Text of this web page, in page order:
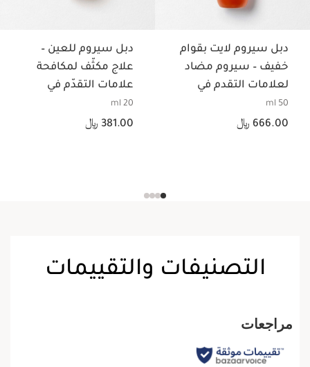
دبل سيروم لايت بقوام
خفيف – سيروم مضاد
لعلامات التقدم في
السن
50 ml
السعر الحالي هو 666.00 ﷼
666.00 ﷼
دبل سيروم للعين –
علاج مكثّف لمكافحة
علامات التقدّم في
السن لمنطقة العين
20 ml
السعر الحالي هو 381.00 ﷼
381.00 ﷼
التصنيفات والتقييمات